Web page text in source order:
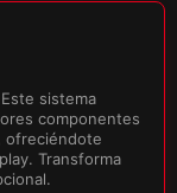
sistema
componentes
ofreciéndote
Transforma